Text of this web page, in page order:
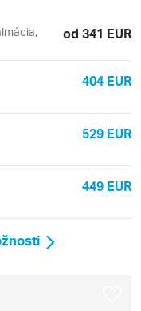
od 341 EUR
404 EUR
529 EUR
449 EUR